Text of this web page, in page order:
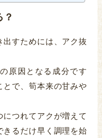
すためには、アク抜
原因となる成分です
とで、筍本来の甘みや
つれてアクが増えて
きるだけ早く調理を始